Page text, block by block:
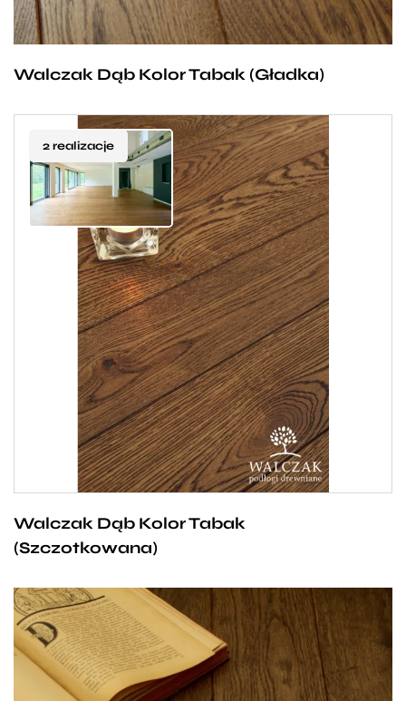
ozdobą każdego domu na długie lata.
Walczak Dąb Kolor Tabak (Gładka)
2 realizacje
Dębowa deska Walczak w kolorze Tabak to idealny
wybór dla osób zdecydowanych, posiadających
konkretne wymagania co do wyglądu i stylistyki
swoim wnętrz. Dębowe drewno słynące ze swojej
trwałości, w połączeniu z rzadkim odcieniem brązu,
przypominającym liście suszonego tytoniu tworzy
wspólnie wyjątkowej jakości podłogę, która stanie
się ozdobą każdego domu na długie lata.
Walczak Dąb Kolor Tabak
(Szczotkowana)